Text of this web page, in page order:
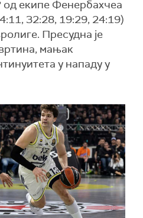
од екипе Фенербахчеа
32:28, 19:29, 24:19)
Пресудна је
мањак
у нападу у